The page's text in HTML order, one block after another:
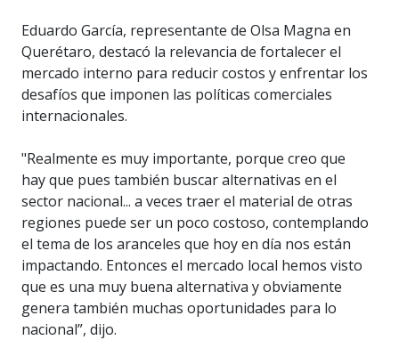
Eduardo García, representante de Olsa Magna en
Querétaro, destacó la relevancia de fortalecer el
mercado interno para reducir costos y enfrentar los
desafíos que imponen las políticas comerciales
internacionales.
"Realmente es muy importante, porque creo que
hay que pues también buscar alternativas en el
sector nacional... a veces traer el material de otras
regiones puede ser un poco costoso, contemplando
el tema de los aranceles que hoy en día nos están
impactando. Entonces el mercado local hemos visto
que es una muy buena alternativa y obviamente
genera también muchas oportunidades para lo
nacional”, dijo.